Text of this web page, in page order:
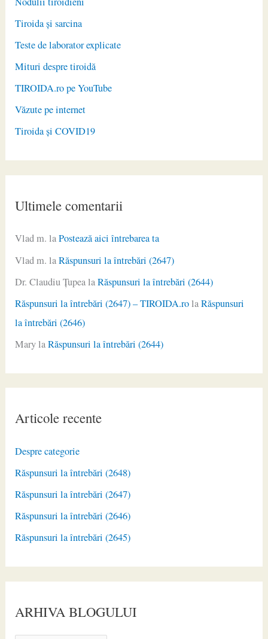
Tiroida și sarcina
Teste de laborator explicate
Mituri despre tiroidă
TIROIDA.ro pe YouTube
Văzute pe internet
Tiroida și COVID19
Ultimele comentarii
Vlad m. laPostează aici întrebarea ta
Vlad m. laRăspunsuri la întrebări (2647)
Dr. Claudiu ŢupealaRăspunsuri la întrebări (2644)
Răspunsuri la întrebări (2647) – TIROIDA.rolaRăspunsuri
la întrebări (2646)
MarylaRăspunsuri la întrebări (2644)
Articole recente
Despre categorie
Răspunsuri la întrebări (2648)
Răspunsuri la întrebări (2647)
Răspunsuri la întrebări (2646)
Răspunsuri la întrebări (2645)
ARHIVA BLOGULUI